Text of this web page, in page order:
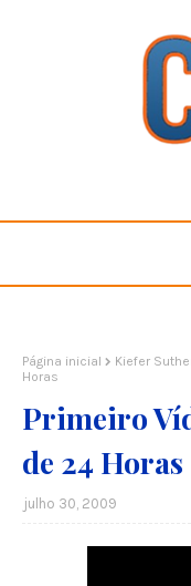
Página inicial Kiefer
Horas
Primeiro
de 24 Horas
julho 30, 2009